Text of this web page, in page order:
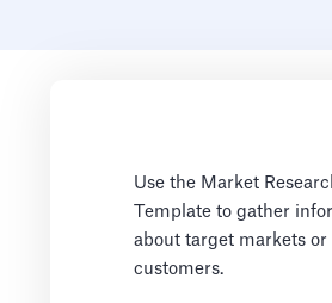
Use the Market
Template to gather
about target markets or
customers.